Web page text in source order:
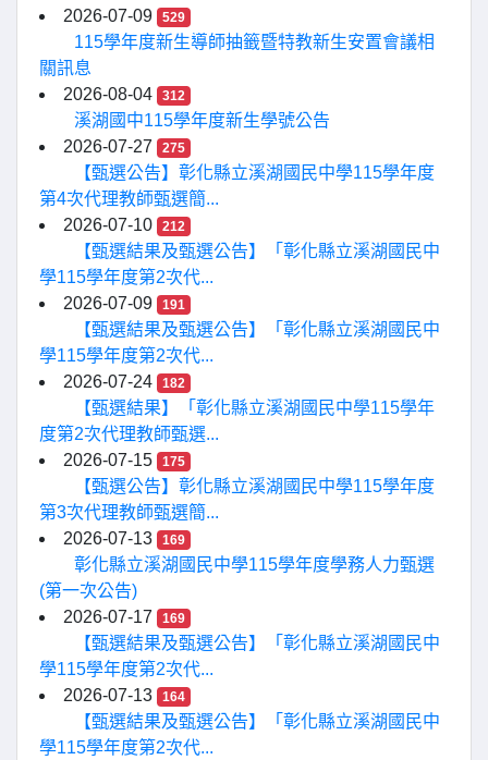
2026-07-09
529
115學年度新生導師抽籤暨特教新生安置會議相
關訊息
2026-08-04
312
溪湖國中115學年度新生學號公告
2026-07-27
275
【甄選公告】彰化縣立溪湖國民中學115學年度
第4次代理教師甄選簡...
2026-07-10
212
【甄選結果及甄選公告】「彰化縣立溪湖國民中
學115學年度第2次代...
2026-07-09
191
【甄選結果及甄選公告】「彰化縣立溪湖國民中
學115學年度第2次代...
2026-07-24
182
【甄選結果】「彰化縣立溪湖國民中學115學年
度第2次代理教師甄選...
2026-07-15
175
【甄選公告】彰化縣立溪湖國民中學115學年度
第3次代理教師甄選簡...
2026-07-13
169
彰化縣立溪湖國民中學115學年度學務人力甄選
(第一次公告)
2026-07-17
169
【甄選結果及甄選公告】「彰化縣立溪湖國民中
學115學年度第2次代...
2026-07-13
164
【甄選結果及甄選公告】「彰化縣立溪湖國民中
學115學年度第2次代...